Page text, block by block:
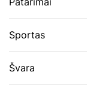
Sportas
Švara